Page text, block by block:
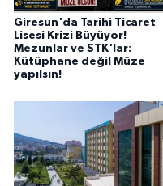
Giresun'da Tarihi Ticaret
Lisesi Krizi Büyüyor!
Mezunlar ve STK'lar:
Kütüphane değil Müze
yapılsın!